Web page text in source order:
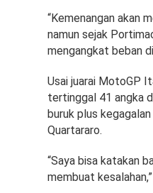
“Kemenangan akan
namun sejak
mengangkat beban
Usai juarai MotoGP
tertinggal 41 angka
buruk plus
Quartararo.
“Saya bisa katakan
membuat